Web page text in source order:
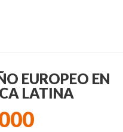
EUROPEO EN
LATINA